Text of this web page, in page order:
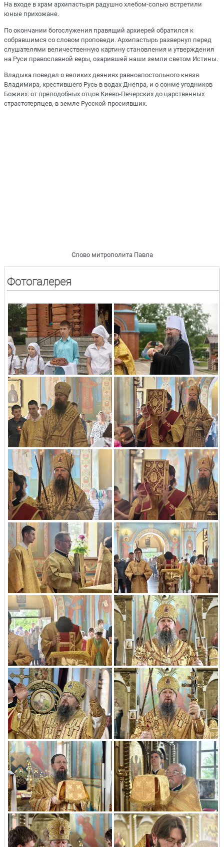
На входе в храм архипастыря радушно хлебом-солью встретили
юные прихожане.
По окончании богослужения правящий архиерей обратился к
собравшимся со словом проповеди. Архипастырь развернул перед
слушателями величественную картину становления и утверждения
на Руси православной веры, озарившей наши земли светом Истины.
Владыка поведал о великих деяниях равноапостольного князя
Владимира, крестившего Русь в водах Днепра, и о сонме угодников
Божиих: от преподобных отцов Киево-Печерских до царственных
страстотерпцев, в земле Русской просиявших.
Слово митрополита Павла
Фотогалерея